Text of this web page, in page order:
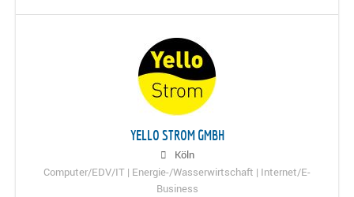
YELLO STROM GMBH
Köln
Computer/EDV/IT | Energie-/Wasserwirtschaft | Internet/E-
Business